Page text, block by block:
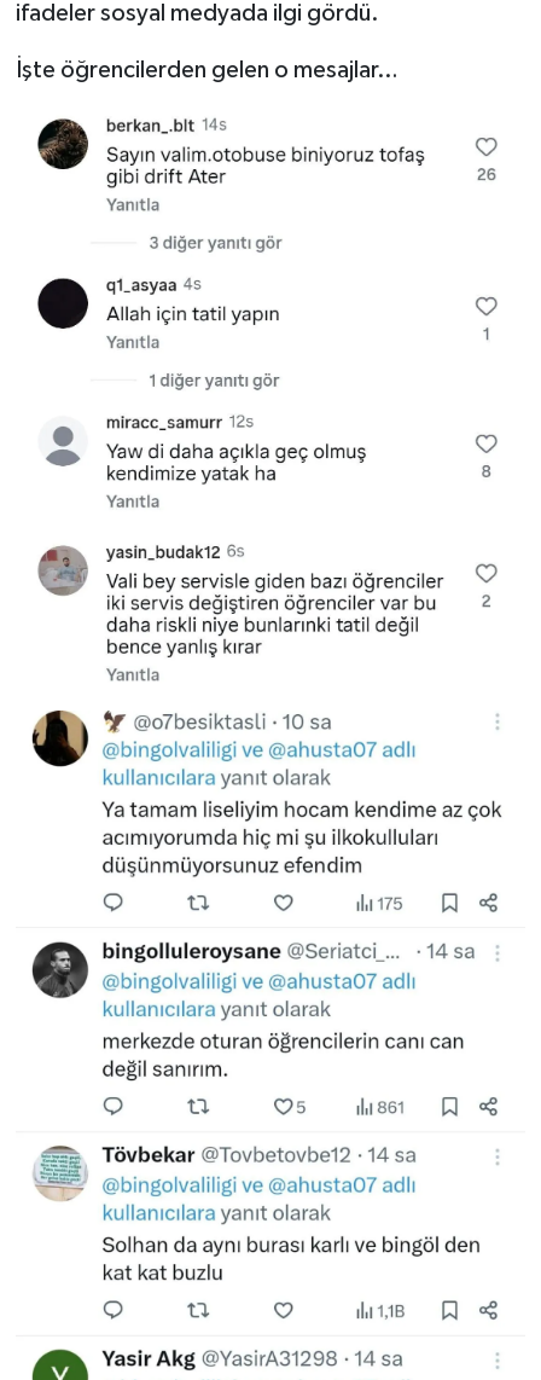
ifadeler sosyal medyada ilgi gördü.
İşte öğrencilerden gelen o mesajlar…